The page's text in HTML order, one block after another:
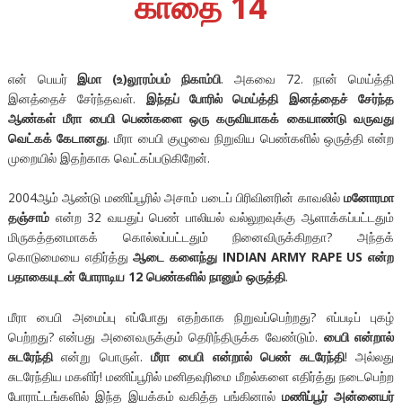
என் பெயர்இமா (உ)லூரம்பம் நிகாம்பி. அகவை 72. நான் மெய்த்தி
இனத்தைச் சேர்ந்தவள். இந்தப் போரில் மெய்த்தி இனத்தைச் சேர்ந்த
ஆண்கள் மீரா பைபி பெண்களை ஒரு கருவியாகக் கையாண்டு வருவது
வெட்கக் கேடானது. மீரா பைபி குழுவை நிறுவிய பெண்களில் ஒருத்தி என்ற
முறையில் இதற்காக வெட்கப்படுகிறேன்.
2004ஆம் ஆண்டு மணிப்பூரில் அசாம் படைப் பிரிவினரின் காவலில்மனோரமா
தஞ்சாம்என்ற 32 வயதுப் பெண் பாலியல் வல்லுறவுக்கு ஆளாக்கப்பட்டதும்
மிருகத்தனமாகக் கொல்லப்பட்டதும் நினைவிருக்கிறதா? அந்தக்
கொடுமையை எதிர்த்துஆடை களைந்து INDIAN ARMY RAPE US என்ற
பதாகையுடன் போராடிய 12 பெண்களில் நானும் ஒருத்தி.
மீரா பைபி அமைப்பு எப்போது எதற்காக நிறுவப்பெற்றது? எப்படிப் புகழ்
பெற்றது? என்பது அனைவருக்கும் தெரிந்திருக்க வேண்டும். பைபி என்றால்
சுடரேந்திஎன்று பொருள்.மீரா பைபி என்றால் பெண் சுடரேந்தி! அல்லது
சுடரேந்திய மகளிர்! மணிப்பூரில் மனிதவுரிமை மீறல்களை எதிர்த்து நடைபெற்ற
போராட்டங்களில் இந்த இயக்கம் வகித்த பங்கினால்மணிப்பூர் அன்னையர்